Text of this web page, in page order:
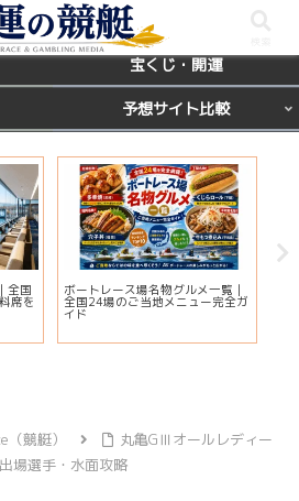
レース場ガイド
宝くじ・開運
予想サイト比較
全国
席を
ボートレース場名物グルメ一覧｜
全国24場のご当地メニュー完全ガ
イド
競艇）
丸亀GⅢオールレディー
場選手・水面攻略